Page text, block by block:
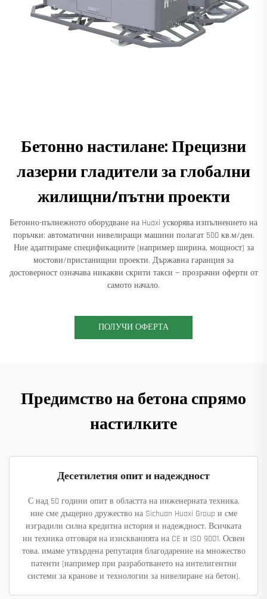
Бетонно настилане: Прецизни
лазерни гладители за глобални
жилищни/пътни проекти
Бетонно-пълнежното оборудване на Huaxi ускорява изпълнението на
поръчки: автоматични нивелиращи машини полагат 500 кв.м/ден.
Ние адаптираме спецификациите (например ширина, мощност) за
мостови/пристанищни проекти. Държавна гаранция за
достоверност означава никакви скрити такси — прозрачни оферти от
самото начало.
ПОЛУЧИ ОФЕРТА
Предимство на бетона спрямо
настилките
Десетилетия опит и надеждност
С над 50 години опит в областта на инженерната техника,
ние сме дъщерно дружество на Sichuan Huaxi Group и сме
изградили силна кредитна история и надеждност. Всичката
ни техника отговаря на изискванията на CE и ISO 9001. Освен
това, имаме утвърдена репутация благодарение на множество
патенти (например при разработването на интелигентни
системи за кранове и технологии за нивелиране на бетон).